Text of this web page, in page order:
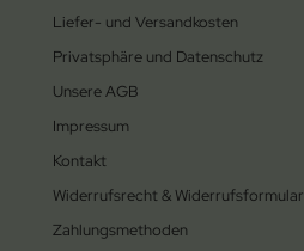
Liefer- und Versandkosten
Privatsphäre und Datenschutz
Unsere AGB
Impressum
Kontakt
Widerrufsrecht & Widerrufsformular
Zahlungsmethoden